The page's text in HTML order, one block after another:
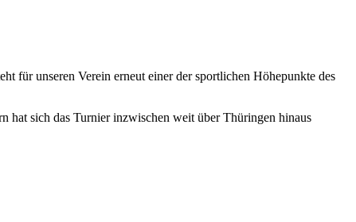
für unseren Verein erneut einer der sportlichen Höhepunkte des
hat sich das Turnier inzwischen weit über Thüringen hinaus